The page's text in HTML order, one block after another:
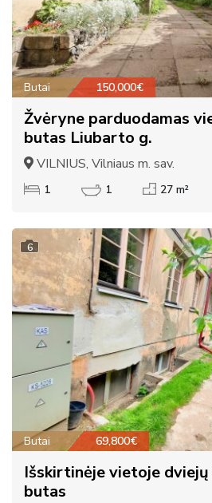
Butai 150,000€
Žvėryne parduodamas
butas Liubarto g.
VILNIUS, Vilniaus m. sav.
1 1 27 m²
6
Butai 69,800€
Išskirtinėje vietoje
butas